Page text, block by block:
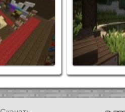
Rectic Pack